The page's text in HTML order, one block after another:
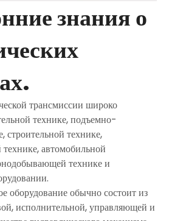
знания о
трансмиссии широко
технике, подъемно-
строительной технике,
технике, автомобильной
технике и
оборудование обычно состоит из
исполнительной, управляющей и